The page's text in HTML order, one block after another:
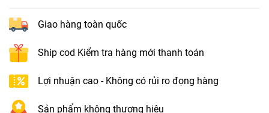
Giao hàng toàn quốc
Ship cod Kiểm tra hàng mới thanh toán
Lợi nhuận cao - Không có rủi ro đọng hàng
Sản phẩm không thương hiệu